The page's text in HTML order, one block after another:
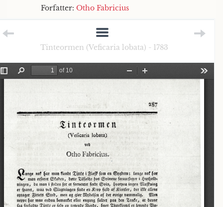
Forfatter: Otho Fabricius
Tinteormen (Veficaria lobata) - 1783